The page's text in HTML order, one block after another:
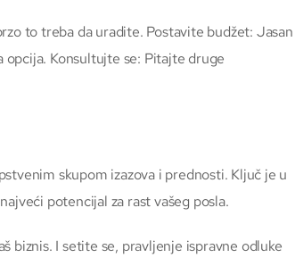
to treba da uradite. Postavite budžet: Jasan
Konsultujte se: Pitajte druge
skupom izazova i prednosti. Ključ je u
potencijal za rast vašeg posla.
biznis. I setite se, pravljenje ispravne odluke